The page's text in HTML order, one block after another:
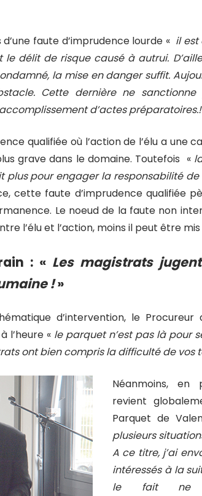
faute d’imprudence lourde « il est
le délit de risque causé à autrui.
la mise en danger suffit.
Cette dernière ne
d’actes préparatoires.!
qualifiée où l’action de l’élu a une
grave dans le domaine. Toutefois «
plus pour engager la responsabilité de
cette faute d’imprudence qualifiée
Le noeud de la faute non
l’élu et l’action, moins il peut être
: « Les magistrats
!»
d’intervention, le
l’heure « le parquet n’est pas là pour
ont bien compris la difficulté de vos
Néanmoins, en
revient
Parquet de
plusieurs
A ce titre, j’ai
intéressés à la
le fait ne